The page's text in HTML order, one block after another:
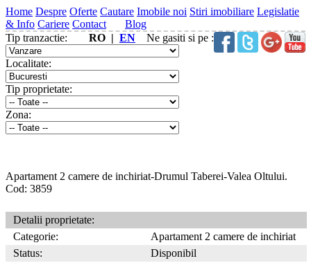
Home Despre Oferte Cautare Imobile noi Stiri imobiliare Legislatie
& Info Cariere Contact
Blog
RO | EN Ne gasiti si pe :
Tip tranzactie:
Localitate:
Tip proprietate:
Zona:
Apartament 2 camere de inchiriat-Drumul Taberei-Valea Oltului.
Cod: 3859
Detalii proprietate:
Categorie:
Apartament 2 camere de inchiriat
Status:
Disponibil